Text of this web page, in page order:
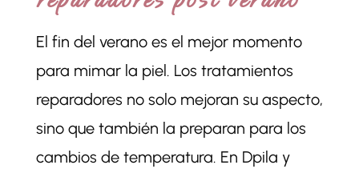
El fin del verano es el mejor momento
para mimar la piel. Los tratamientos
reparadores no solo mejoran su aspecto,
sino que también la preparan para los
cambios de temperatura. En Dpila y